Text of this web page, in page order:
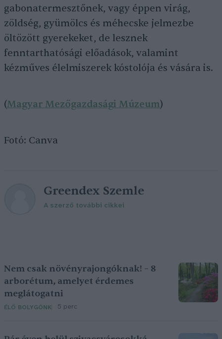
gabonatermesztőnek, vagy éppen virág,
zöldség, gyümölcs és méhecske jelmezbe
öltözött gyerekeket, de lesznek
fenntarthatósági előadások, valamint
kézműves élelmiszerek kóstolója és vására is.
(Magyar Mezőgazdasági Múzeum)
Fotó: Canva
Greendex Szemle
A szerző további cikkei
Nem csak növényrajongóknak! – 8
arborétum, amelyet érdemes
meglátogatni
ÉLŐ BOLYGÓNK 5 perc